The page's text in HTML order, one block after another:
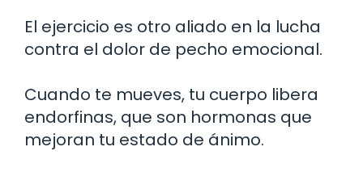
El ejercicio es otro aliado en la lucha
contra el dolor de pecho emocional.
Cuando te mueves, tu cuerpo libera
endorfinas, que son hormonas que
mejoran tu estado de ánimo.